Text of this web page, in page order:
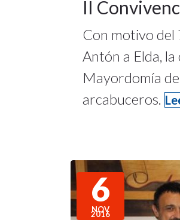
II
Con motivo del
Antón a Elda,
Mayordomía
arcabuceros.
6
NOV
2016